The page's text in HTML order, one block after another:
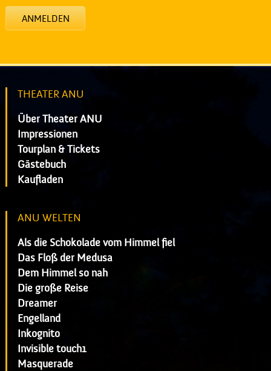
ANMELDEN
THEATER ANU
Über Theater ANU
Impressionen
Tourplan & Tickets
Gästebuch
Kaufladen
ANU WELTEN
Als die Schokolade vom Himmel fiel
Das Floß der Medusa
Dem Himmel so nah
Die große Reise
Dreamer
Engelland
Inkognito
Invisible touch1
Masquerade